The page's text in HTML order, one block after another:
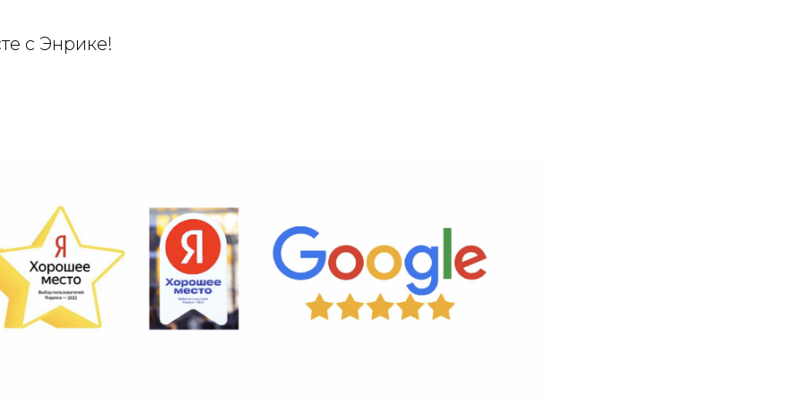
с Энрике!